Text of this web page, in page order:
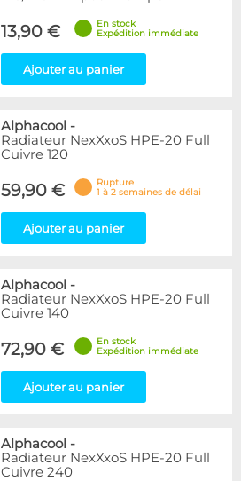
13,90 €
En stock
Expédition immédiate
Ajouter au panier
Alphacool -
Radiateur NexXxoS HPE-20 Full
Cuivre 120
59,90 €
Rupture
1 à 2 semaines de délai
Ajouter au panier
Alphacool -
Radiateur NexXxoS HPE-20 Full
Cuivre 140
72,90 €
En stock
Expédition immédiate
Ajouter au panier
Alphacool -
Radiateur NexXxoS HPE-20 Full
Cuivre 240